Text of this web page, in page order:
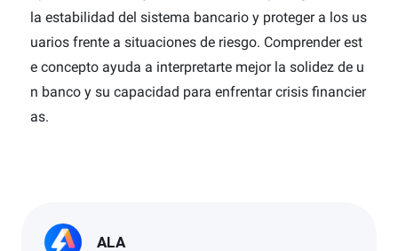
la estabilidad del sistema bancario y proteger a los us
uarios frente a situaciones de riesgo. Comprender est
e concepto ayuda a interpretarte mejor la solidez de u
n banco y su capacidad para enfrentar crisis financier
as.
ALA